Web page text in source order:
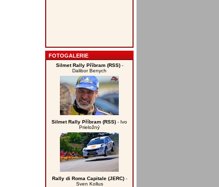
FOTOGALERIE
Silmet Rally Příbram (RSS)-
Dalibor Benych
Silmet Rally Příbram (RSS) - Ivo
Prieložný
Rally di Roma Capitale (JERC)-
Sven Kollus